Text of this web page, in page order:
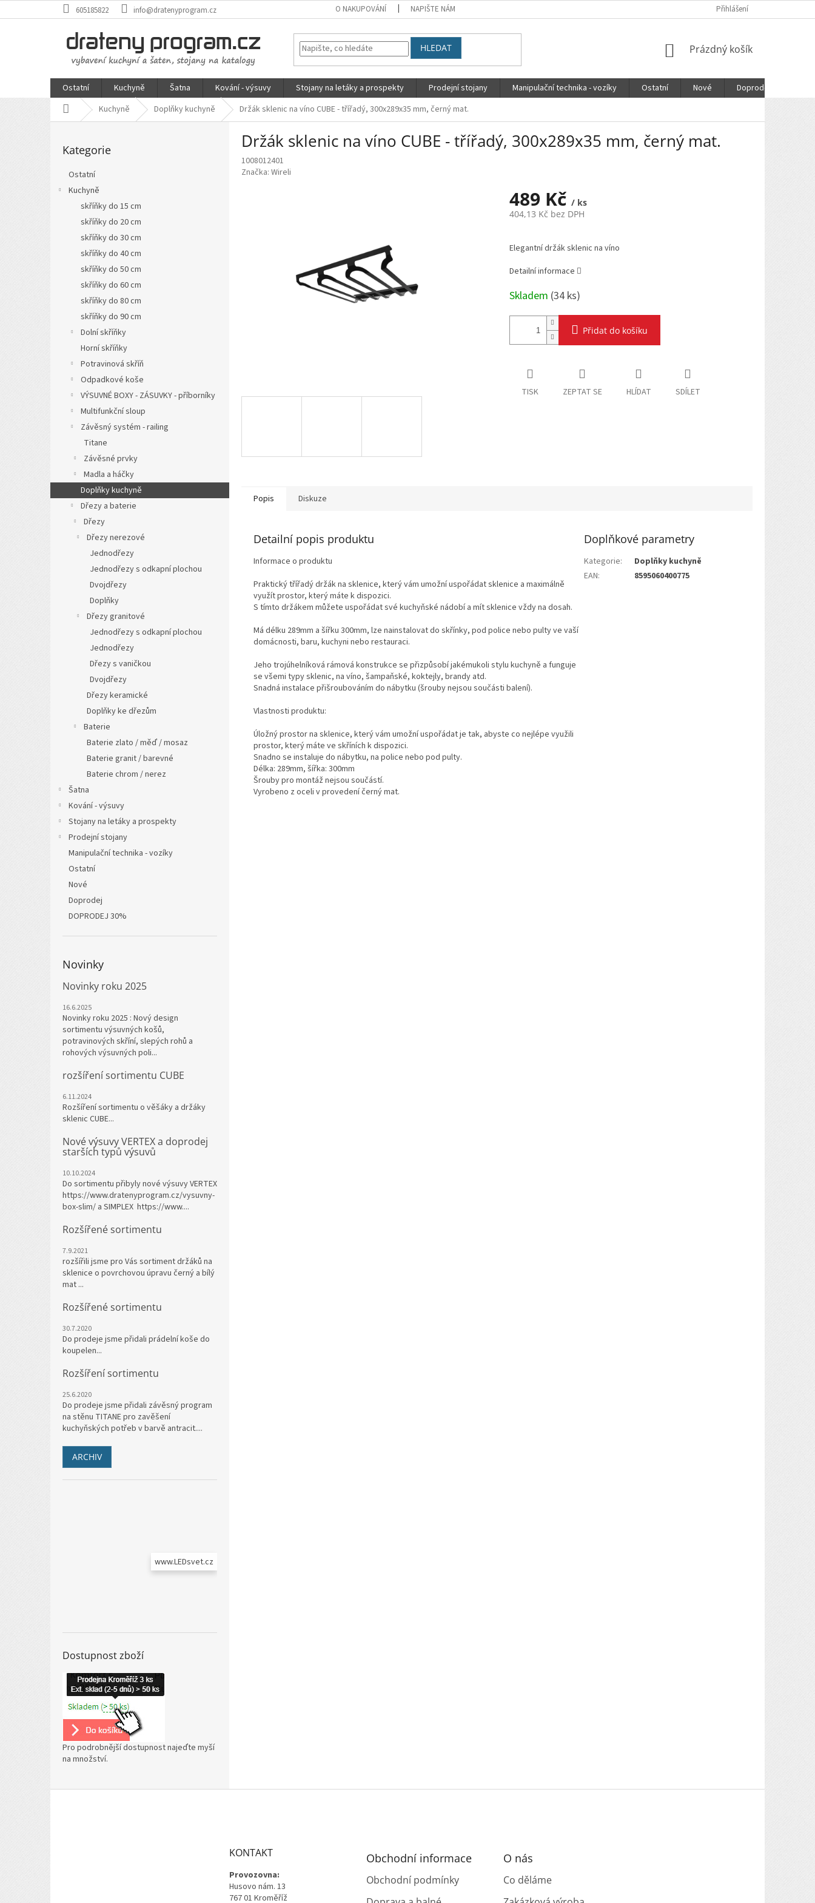
na
605185822 info@dratenyprogram.cz O NAKUPOVÁNÍ NAPIŠTE NÁM Přihlášení
HLEDAT
NÁKUPNÍ
Prázdný košík
Ostatní Kuchyně Šatna Kování - výsuvy Stojany na letáky a prospekty Prodejní stojany Manipulační technika - vozíky Ostatní Nové Doprodej
Domů Kuchyně Doplňky kuchyně Držák sklenic na víno CUBE - třířadý, 300x289x35 mm, černý mat.
kategorie
Kategorie
Ostatní
Kuchyně
skříňky do 15 cm
skříňky do 20 cm
skříňky do 30 cm
skříňky do 40 cm
skříňky do 50 cm
skříňky do 60 cm
skříňky do 80 cm
skříňky do 90 cm
Dolní skříňky
Horní skříňky
Potravinová skříň
Odpadkové koše
VÝSUVNÉ BOXY - ZÁSUVKY - příborníky
Multifunkční sloup
Závěsný systém - railing
Titane
Závěsné prvky
Madla a háčky
Doplňky kuchyně
Dřezy a baterie
Dřezy
Dřezy nerezové
Jednodřezy
Jednodřezy s odkapní plochou
Dvojdřezy
Doplňky
Dřezy granitové
Jednodřezy s odkapní plochou
Jednodřezy
Dřezy s vaničkou
Dvojdřezy
Dřezy keramické
Doplňky ke dřezům
Baterie
Baterie zlato / měď / mosaz
Baterie granit / barevné
Baterie chrom / nerez
Šatna
Kování - výsuvy
Stojany na letáky a prospekty
Prodejní stojany
Manipulační technika - vozíky
Ostatní
Nové
Doprodej
DOPRODEJ 30%
Novinky
Novinky roku 2025
16.6.2025
Novinky roku 2025 : Nový design
sortimentu výsuvných košů,
potravinových skříní, slepých rohů a
rohových výsuvných poli...
rozšíření sortimentu CUBE
6.11.2024
Rozšíření sortimentu o věšáky a držáky
sklenic CUBE...
Nové výsuvy VERTEX a doprodej
starších typů výsuvů
10.10.2024
Do sortimentu přibyly nové výsuvy VERTEX
https://www.dratenyprogram.cz/vysuvny-
box-slim/ a SIMPLEX https://www....
Rozšířené sortimentu
7.9.2021
rozšířili jsme pro Vás sortiment držáků na
sklenice o povrchovou úpravu černý a bílý
mat ...
Rozšířené sortimentu
30.7.2020
Do prodeje jsme přidali prádelní koše do
koupelen...
Rozšíření sortimentu
25.6.2020
Do prodeje jsme přidali závěsný program
na stěnu TITANE pro zavěšení
kuchyňských potřeb v barvě antracit....
ARCHIV
www.LEDsvet.cz
Dostupnost zboží
Pro podrobnější dostupnost najeďte myší
na množství.
Držák sklenic na víno CUBE - třířadý, 300x289x35 mm, černý mat.
1008012401
Značka: Wireli
489 Kč / ks
404,13 Kč bez DPH
cena:
Elegantní držák sklenic na víno
Detailní informace
Skladem (34 ks)
Přidat do košíku
TISK ZEPTAT SE HLÍDAT SDÍLET
Popis Diskuze
Detailní popis produktu
Informace o produktu
Praktický třířadý držák na sklenice, který vám umožní uspořádat sklenice a maximálně
využít prostor, který máte k dispozici.
S tímto držákem můžete uspořádat své kuchyňské nádobí a mít sklenice vždy na dosah.
Má délku 289mm a šířku 300mm, lze nainstalovat do skřínky, pod police nebo pulty ve vaší
domácnosti, baru, kuchyni nebo restauraci.
Jeho trojúhelníková rámová konstrukce se přizpůsobí jakémukoli stylu kuchyně a funguje
se všemi typy sklenic, na víno, šampaňské, koktejly, brandy atd.
Snadná instalace přišroubováním do nábytku (šrouby nejsou součásti balení).
Vlastnosti produktu:
Úložný prostor na sklenice, který vám umožní uspořádat je tak, abyste co nejlépe využili
prostor, který máte ve skříních k dispozici.
Snadno se instaluje do nábytku, na police nebo pod pulty.
Délka: 289mm, šířka: 300mm
Šrouby pro montáž nejsou součástí.
Vyrobeno z oceli v provedení černý mat.
Doplňkové parametry
Kategorie:
Doplňky kuchyně
EAN: 8595060400775
KONTAKT
Provozovna:
Husovo nám. 13
767 01 Kroměříž
Obchodní informace
Obchodní podmínky
O nás
Co děláme